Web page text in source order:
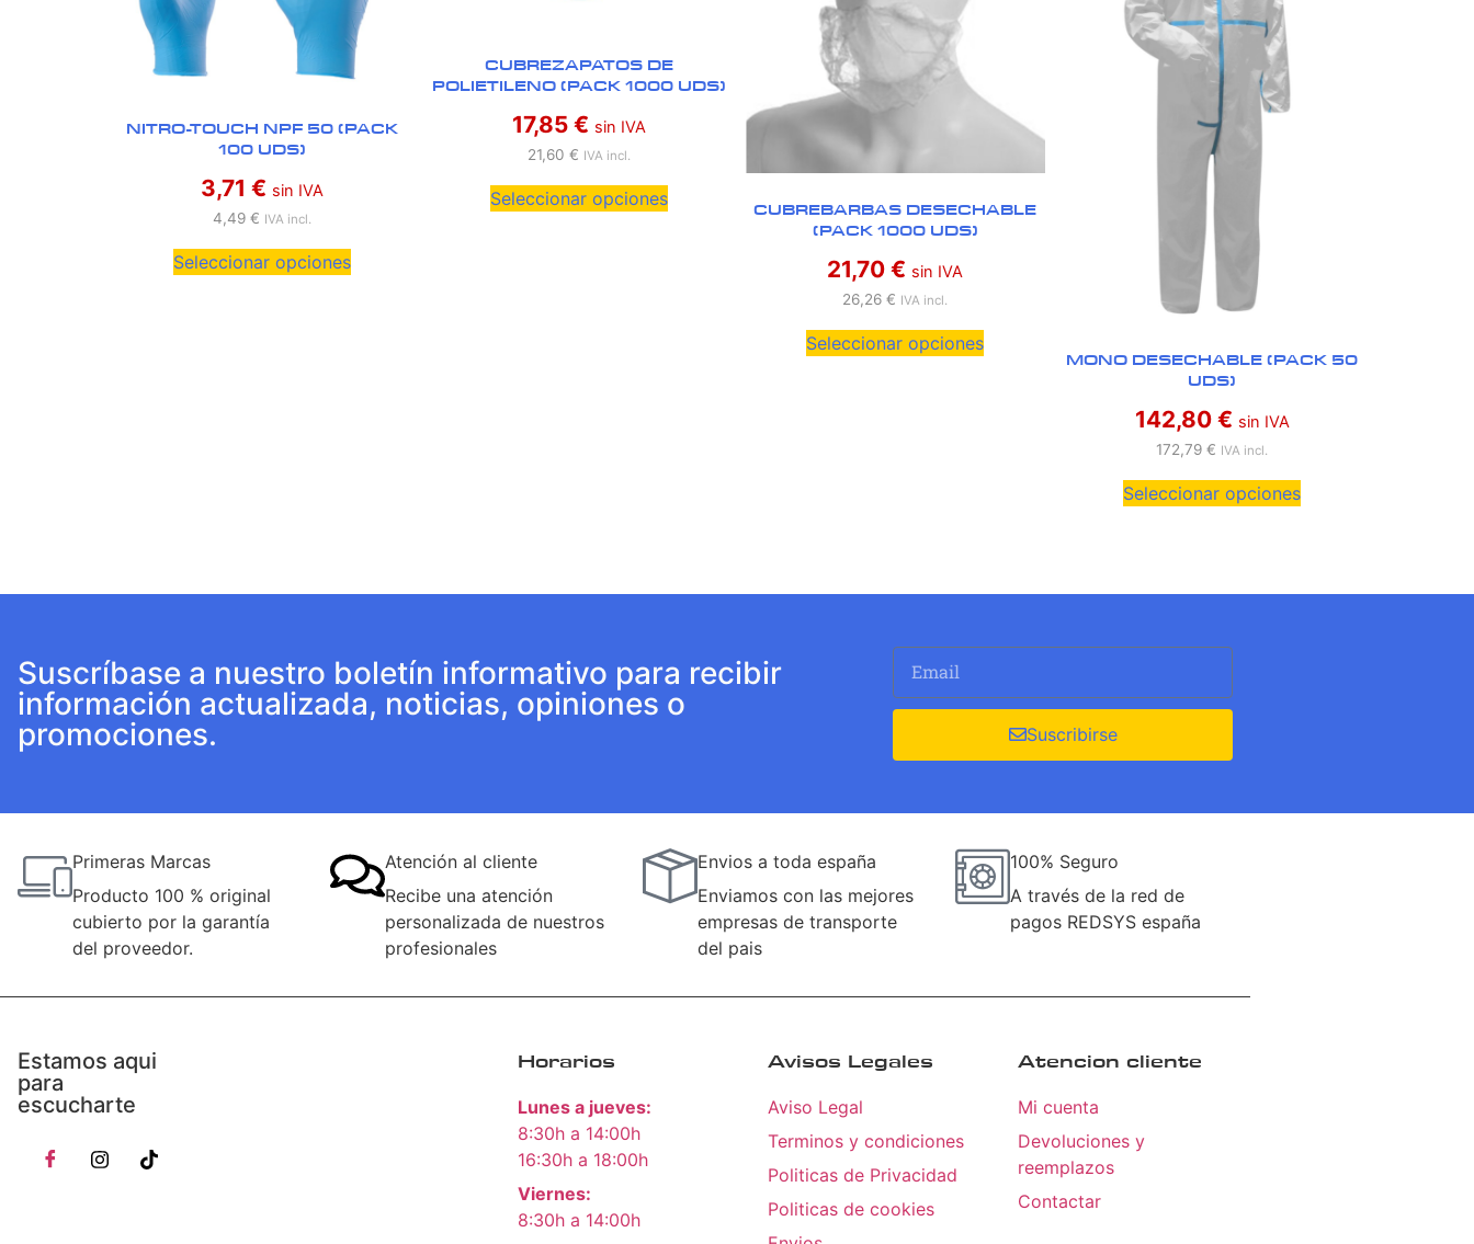
NITRO-TOUCH NPF 50 (PACK
100 UDS)
3,71 € sin IVA
4,49 € IVA incl.
Seleccionar opciones
CUBREZAPATOS DE
POLIETILENO (PACK 1000 UDS)
17,85 € sin IVA
21,60 € IVA incl.
Seleccionar opciones
CUBREBARBAS DESECHABLE
(PACK 1000 UDS)
21,70€ sin IVA
26,26€ IVA incl.
Seleccionar opciones
MONO DESECHABLE (PACK 50
UDS)
142,80 € sin IVA
172,79€ IVA incl.
Seleccionar opciones
Suscríbase a nuestro boletín informativo para recibir
información actualizada, noticias, opiniones o
promociones.
Suscribirse
Primeras Marcas
Producto 100 % original
cubierto por la garantía
del proveedor.
Atención al cliente
Recibe una atención
personalizada de nuestros
profesionales
Envios a toda españa
Enviamos con las mejores
empresas de transporte
del pais
100% Seguro
A través de la red de
pagos REDSYS españa
Estamos aqui
para
escucharte
Horarios
Lunes a jueves:
8:30h a 14:00h
16:30h a 18:00h
Viernes:
8:30h a 14:00h
Avisos Legales
Aviso Legal
Terminos y condiciones
Politicas de Privacidad
Politicas de cookies
Atencion cliente
Mi cuenta
Devoluciones y
reemplazos
Contactar